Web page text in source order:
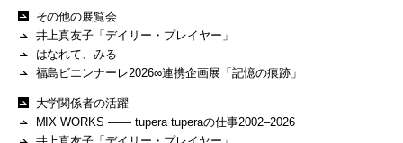
その他の展覧会
井上真友子「デイリー・プレイヤー」
はなれて、みる
福島ビエンナーレ2026∞連携企画展「記憶の痕跡」
大学関係者の活躍
MIX WORKS —— tupera tuperaの仕事2002–2026